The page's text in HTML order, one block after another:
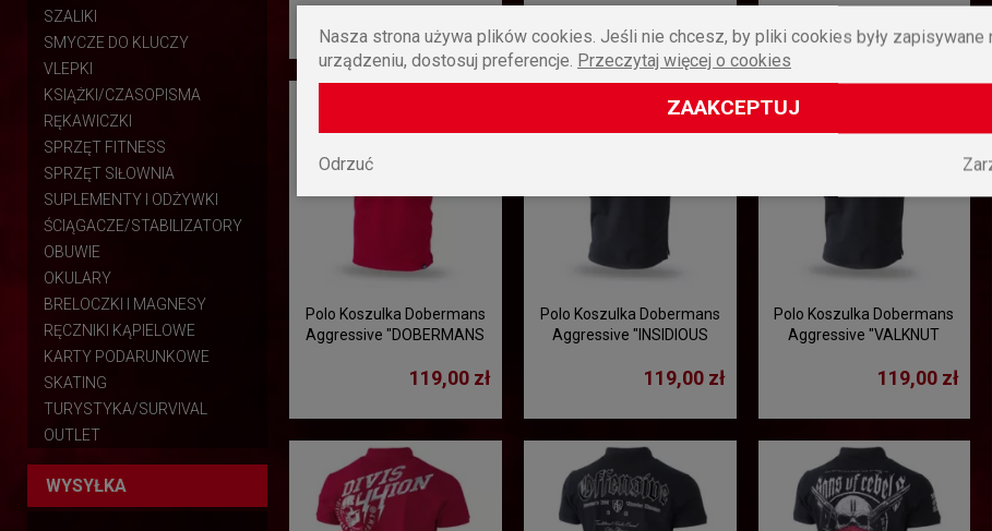
SZALIKI
SMYCZE DO KLUCZY
VLEPKI
KSIĄŻKI/CZASOPISMA
RĘKAWICZKI
SPRZĘT FITNESS
SPRZĘT SIŁOWNIA
SUPLEMENTY I ODŻYWKI
ŚCIĄGACZE/STABILIZATORY
OBUWIE
OKULARY
BRELOCZKI I MAGNESY
RĘCZNIKI KĄPIELOWE
KARTY PODARUNKOWE
SKATING
TURYSTYKA/SURVIVAL
OUTLET
WYSYŁKA
Polo Koszulka Dobermans
Aggressive "DOBERMANS
119,00 zł
Polo Koszulka Dobermans
Aggressive "INSIDIOUS
119,00 zł
Polo Koszulka Dobermans
Aggressive "VALKNUT
119,00 zł
Nasza strona używa plików cookies. Jeśli nie chcesz, by pliki cookies były zapisywane
urządzeniu, dostosuj preferencje. Przeczytaj więcej o cookies
ZAAKCEPTUJ
Odrzuć